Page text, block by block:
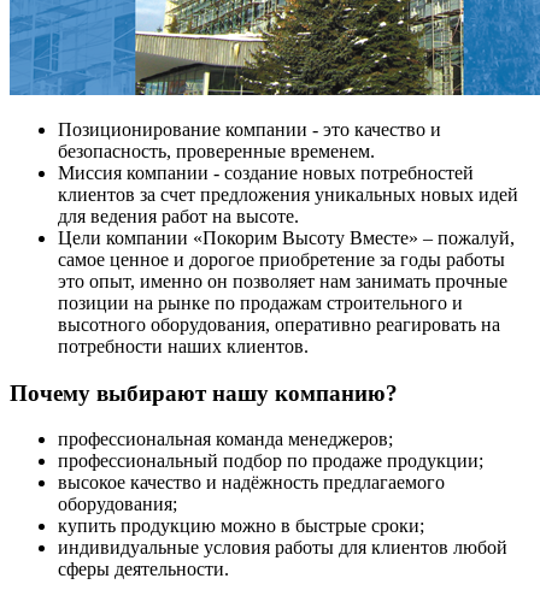
Позиционирование компании - это качество и
безопасность, проверенные временем.
Миссия компании - создание новых потребностей
клиентов за счет предложения уникальных новых идей
для ведения работ на высоте.
Цели компании «Покорим Высоту Вместе» – пожалуй,
самое ценное и дорогое приобретение за годы работы
это опыт, именно он позволяет нам занимать прочные
позиции на рынке по продажам строительного и
высотного оборудования, оперативно реагировать на
потребности наших клиентов.
Почему выбирают нашу компанию?
профессиональная команда менеджеров;
профессиональный подбор по продаже продукции;
высокое качество и надёжность предлагаемого
оборудования;
купить продукцию можно в быстрые сроки;
индивидуальные условия работы для клиентов любой
сферы деятельности.